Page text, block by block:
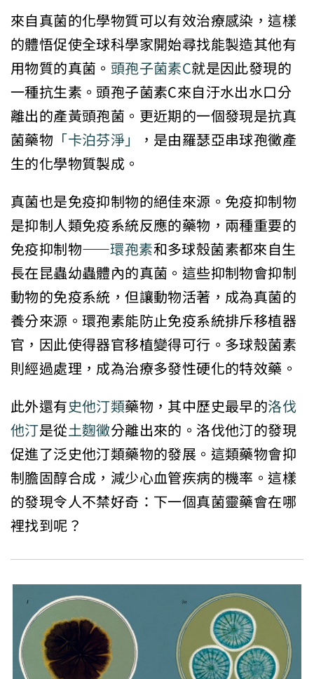
來自真菌的化學物質可以有效治療感染，這樣
的體悟促使全球科學家開始尋找能製造其他有
用物質的真菌。頭孢子菌素C就是因此發現的
一種抗生素。頭孢子菌素C來自汙水出水口分
離出的產黃頭孢菌。更近期的一個發現是抗真
菌藥物 「卡泊芬淨」 ，是由羅瑟亞串球孢黴產
生的化學物質製成。
真菌也是免疫抑制物的絕佳來源。免疫抑制物
是抑制人類免疫系統反應的藥物，兩種重要的
免疫抑制物――環孢素和多球殼菌素都來自生
長在昆蟲幼蟲體內的真菌。這些抑制物會抑制
動物的免疫系統，但讓動物活著，成為真菌的
養分來源。環孢素能防止免疫系統排斥移植器
官，因此使得器官移植變得可行。多球殼菌素
則經過處理，成為治療多發性硬化的特效藥。
此外還有史他汀類藥物，其中歷史最早的洛伐
他汀是從土麴黴分離出來的。洛伐他汀的發現
促進了泛史他汀類藥物的發展。這類藥物會抑
制膽固醇合成，減少心血管疾病的機率。這樣
的發現令人不禁好奇：下一個真菌靈藥會在哪
裡找到呢？